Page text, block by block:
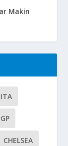
Makin
CHELSEA